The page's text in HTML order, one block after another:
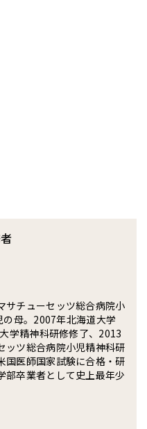
サチューセッツ総合病院小
の母。2007年北海道大学
学精神科研修修了、2013
ッツ総合病院小児精神科研
国医師国家試験に合格・研
部卒業者として史上最年少